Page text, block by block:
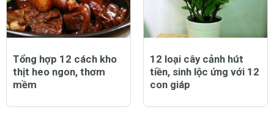
Tổng hợp 12 cách kho
thịt heo ngon, thơm
mềm
12 loại cây cảnh hút
tiền, sinh lộc ứng với 12
con giáp